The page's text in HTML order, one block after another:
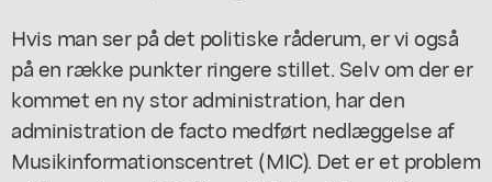
Hvis man ser på det politiske råderum, er vi også
på en række punkter ringere stillet. Selv om der er
kommet en ny stor administration, har den
administration de facto medført nedlæggelse af
Musikinformationscentret (MIC). Det er et problem